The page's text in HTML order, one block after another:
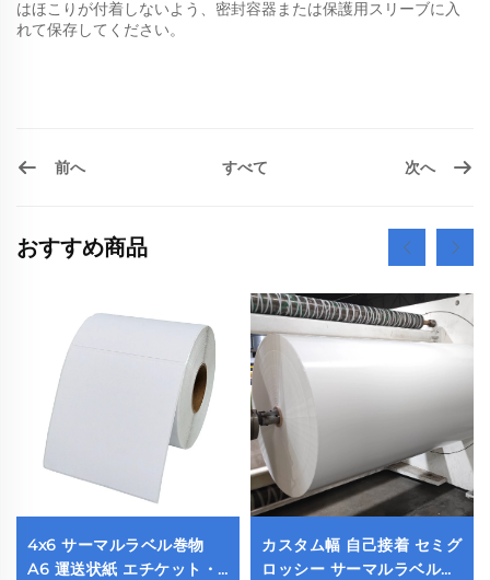
はほこりが付着しないよう、密封容器または保護用スリーブに入
れて保存してください。
前へ すべて 次へ
おすすめ商品
4x6 サーマルラベル巻物
A6 運送状紙 エチケット・
カスタム幅 自己接着 セミグ
ロッシー サーマルラベル紙